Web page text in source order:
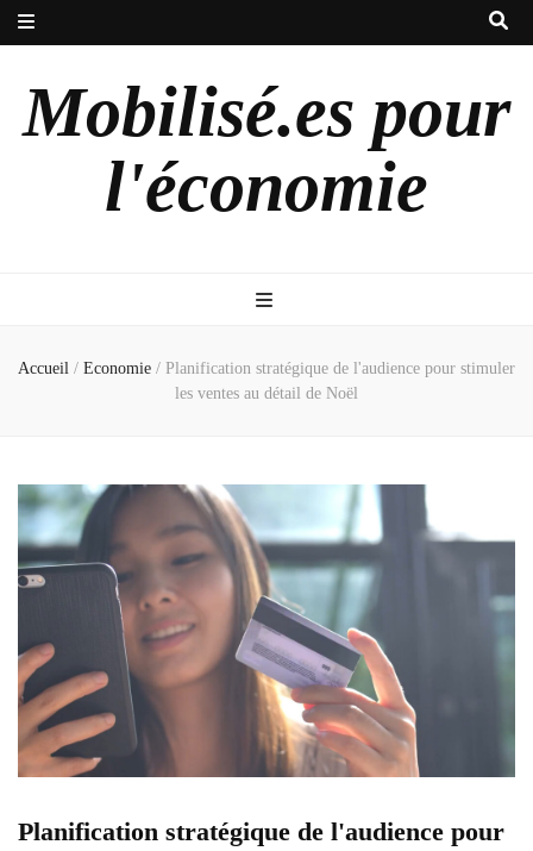
Mobilisé.es pour
l'économie
Accueil / Economie / Planification stratégique de l'audience pour stimuler
les ventes au détail de Noël
Planification stratégique de l'audience pour